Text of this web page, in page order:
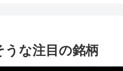
うな注目の銘柄